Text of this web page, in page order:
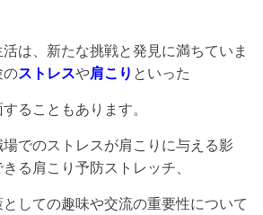
は、新たな挑戦と発見に満ちていま
のストレスや肩こり といった
ることもあります。
でのストレスが肩こりに与える影
る肩こり予防ストレッチ、
しての趣味や交流の重要性について